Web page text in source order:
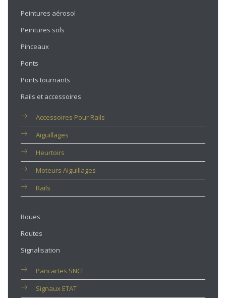
Peintures aérosol
Peintures sols
Pinceaux
Ponts
Ponts tournants
Rails et accessoires
Accessoires Pour Rails
Aiguillages
Heurtoirs
Moteurs Aiguillages
Rails
Roues
Routes
Signalisation
Pancartes SNCF
Signaux ETAT